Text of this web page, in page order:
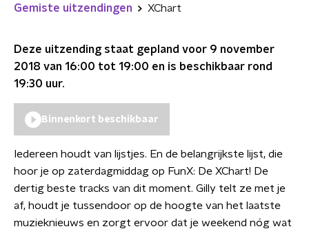
Gemiste uitzendingen XChart
Deze uitzending staat gepland voor 9 november
2018 van 16:00 tot 19:00 en is beschikbaar rond
19:30 uur.
Binnenkort beschikbaar
Iedereen houdt van lijstjes. En de belangrijkste lijst, die
hoor je op zaterdagmiddag op FunX: De XChart! De
dertig beste tracks van dit moment. Gilly telt ze met je
af, houdt je tussendoor op de hoogte van het laatste
muzieknieuws en zorgt ervoor dat je weekend nóg wat